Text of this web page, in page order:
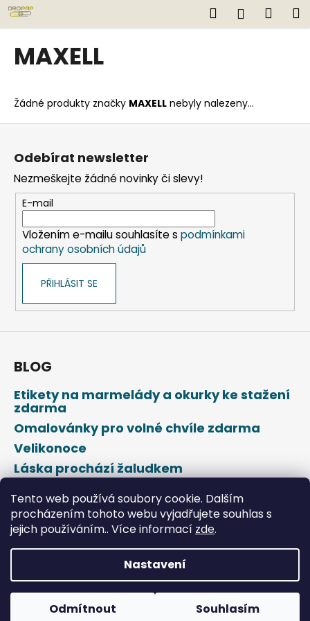
Tento web používá soubory cookie. Dalším
procházením tohoto webu vyjadřujete souhlas s
jejich používáním.. Více informací zde.
Nastavení
Odmítnout Souhlasím
Přejít
na
obsah
Hledat
MAXELL
Žádné produkty značky MAXELL nebyly nalezeny...
K
o
o
p
o
t
ř
e
b
e
n
a
í
?
HLEDAT
D
o
o
r
Z
Odebírat newsletter
Nezmeškejte žádné novinky či slevy!
E-mail
Vložením e-mailu souhlasíte s podmínkami
ochrany osobních údajů
PŘIHLÁSIT SE
BLOG
Etikety na marmelády a okurky ke stažení
zdarma
Omalovánky pro volné chvíle zdarma
Velikonoce
Láska prochází žaludkem
Vytvořil Shoptet
Copyright 2026DROPAP . Všechna práva vyhrazena.